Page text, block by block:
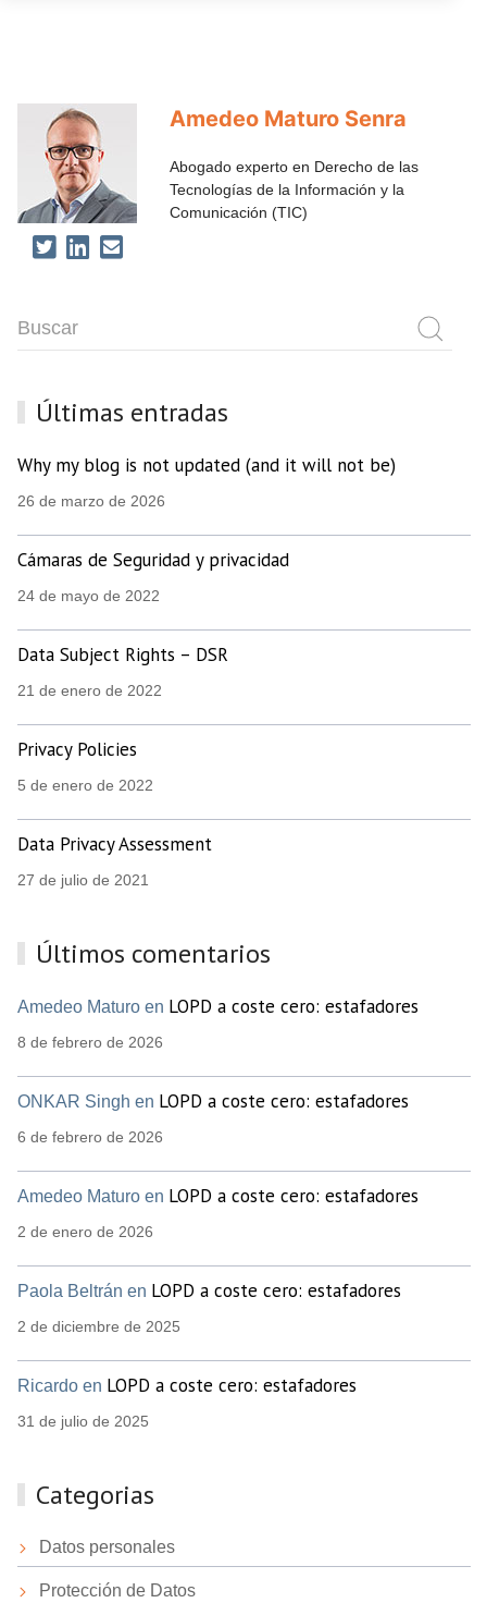
Amedeo Maturo Senra
Abogado experto en Derecho de las
Tecnologías de la Información y la
Comunicación (TIC)
Últimas entradas
Why my blog is not updated (and it will not be)
26 de marzo de 2026
Cámaras de Seguridad y privacidad
24 de mayo de 2022
Data Subject Rights – DSR
21 de enero de 2022
Privacy Policies
5 de enero de 2022
Data Privacy Assessment
27 de julio de 2021
Últimos comentarios
Amedeo Maturo en LOPD a coste cero: estafadores
8 de febrero de 2026
ONKAR Singh en LOPD a coste cero: estafadores
6 de febrero de 2026
Amedeo Maturo en LOPD a coste cero: estafadores
2 de enero de 2026
Paola Beltrán en LOPD a coste cero: estafadores
2 de diciembre de 2025
Ricardo en LOPD a coste cero: estafadores
31 de julio de 2025
Categorias
Datos personales
Protección de Datos